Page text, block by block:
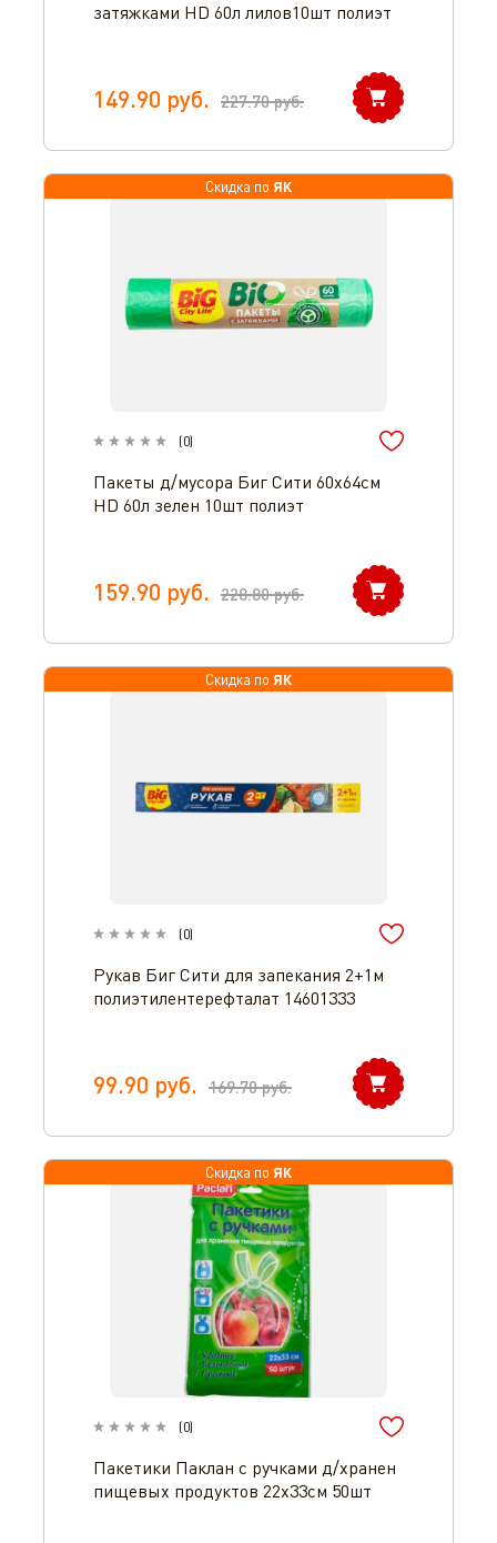
затяжками HD 60л лилов10шт полиэт
149.90 руб. 227.70руб.
Скидка по ЯК
(0)
Пакеты д/мусора Биг Сити 60х64см
HD 60л зелен 10шт полиэт
159.90 руб. 228.80руб.
Скидка по ЯК
(0)
Рукав Биг Сити для запекания 2+1м
полиэтилентерефталат 14601333
99.90 руб. 169.70руб.
Скидка по ЯК
(0)
Пакетики Паклан с ручками д/хранен
пищевых продуктов 22х33см 50шт